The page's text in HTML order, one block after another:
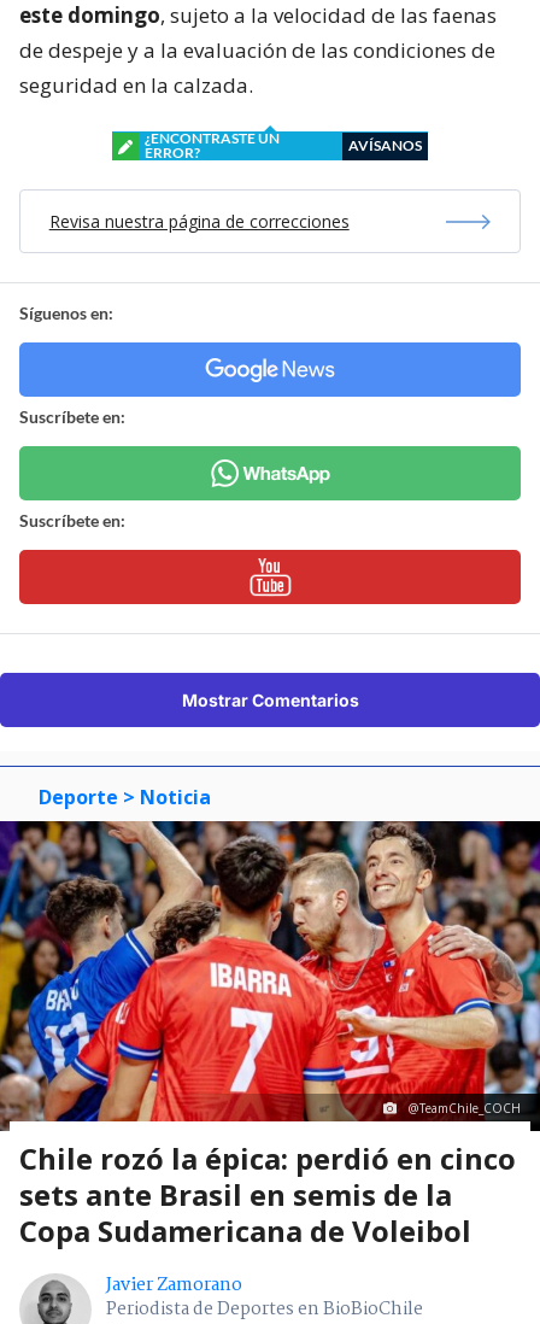
este domingo, sujeto a la velocidad de las faenas
de despeje y a la evaluación de las condiciones de
seguridad en la calzada.
¿ENCONTRASTE UN
ERROR?
AVÍSANOS
Revisa nuestra página de correcciones
Síguenos en:
Suscríbete en:
Suscríbete en:
Mostrar Comentarios
Deporte > Noticia
@TeamChile_COCH
Chile rozó la épica: perdió en cinco
sets ante Brasil en semis de la
Copa Sudamericana de Voleibol
Javier Zamorano
Periodista de Deportes en BioBioChile